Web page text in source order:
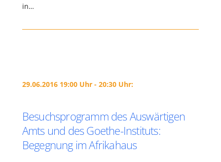
in…
29.06.2016 19:00 Uhr - 20:30 Uhr:
Besuchsprogramm des Auswärtigen
Amts und des Goethe-Instituts:
Begegnung im Afrikahaus